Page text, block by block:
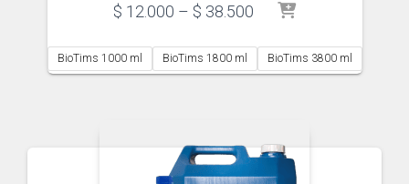
$ 12.000 – $ 38.500 Price
$ 12.000
through
BioTims 1000 ml BioTims 1800 ml BioTims 3800 ml